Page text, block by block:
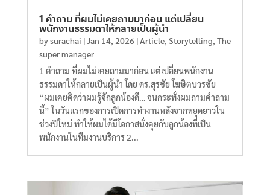
1 คำถาม ที่ผมไม่เคยถามมาก่อน แต่เปลี่ยน
พนักงานธรรมดาให้กลายเป็นผู้นำ
bysurachai |Jan 14, 2026 |Article, Storytelling, The
super manager
1 คำถาม ที่ผมไม่เคยถามมาก่อน แต่เปลี่ยนพนักงาน
ธรรมดาให้กลายเป็นผู้นำ โดย ดร.สุรชัย โฆษิตบวรชัย
“ผมเคยคิดว่าผมรู้จักลูกน้องดี… จนกระทั่งผมถามคำถาม
นี้” ในวันแรกของการเปิดการทำงานหลังจากหยุดยาวใน
ช่วงปีใหม่ ทำให้ผมได้มีโอกาสนั่งคุยกับลูกน้องที่เป็น
พนักงานในทีมงานบริการ 2...